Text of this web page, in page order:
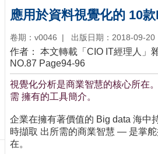
臺
大
首
頁
計
中
首
頁
聯
絡
資
應用於資料視覺化的 10
卷期：v0046 出版日期：2018-09-20
作者： 本文轉載「CIO IT經理人」
NO.87 Page94-96
視覺化分析是商業智慧的核心所在
需 擁有的工具簡介。
企業在擁有著價值的 Big data 海中
時擷取 出所需的商業智慧 — 是掌
在。